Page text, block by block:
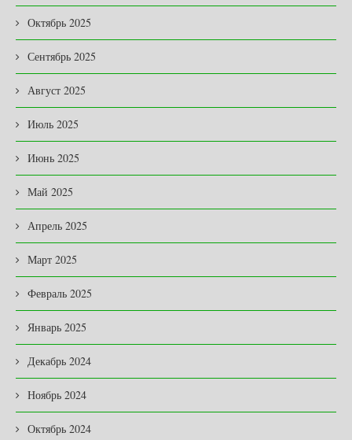
Октябрь 2025
Сентябрь 2025
Август 2025
Июль 2025
Июнь 2025
Май 2025
Апрель 2025
Март 2025
Февраль 2025
Январь 2025
Декабрь 2024
Ноябрь 2024
Октябрь 2024